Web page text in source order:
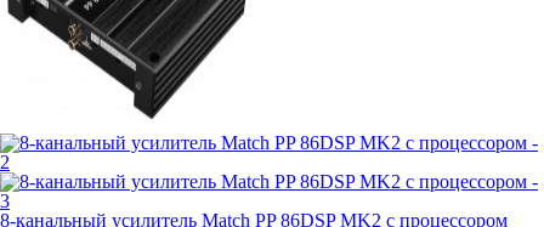
8-канальный усилитель Match PP 86DSP MK2 c процессором